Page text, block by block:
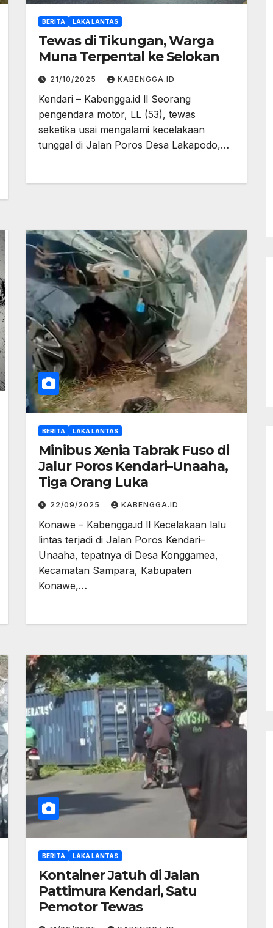
BERITA LAKA LANTAS
Tewas di Tikungan, Warga
Muna Terpental ke Selokan
21/10/2025 KABENGGA.ID
Kendari – Kabengga.id ll Seorang
pengendara motor, LL (53), tewas
seketika usai mengalami kecelakaan
tunggal di Jalan Poros Desa Lakapodo,…
BERITA LAKA LANTAS
Minibus Xenia Tabrak Fuso di
Jalur Poros Kendari–Unaaha,
Tiga Orang Luka
22/09/2025 KABENGGA.ID
Konawe – Kabengga.id ll Kecelakaan lalu
lintas terjadi di Jalan Poros Kendari–
Unaaha, tepatnya di Desa Konggamea,
Kecamatan Sampara, Kabupaten
Konawe,…
BERITA LAKA LANTAS
Kontainer Jatuh di Jalan
Pattimura Kendari, Satu
Pemotor Tewas